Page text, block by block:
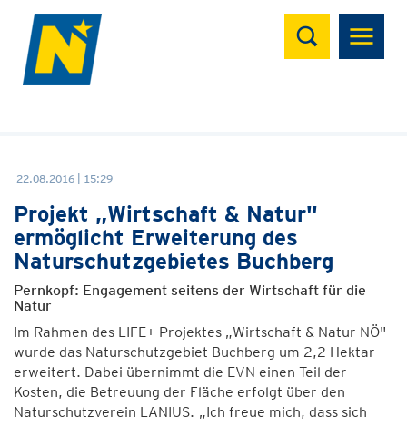
Suchen
22.08.2016 | 15:29
Projekt „Wirtschaft & Natur"
ermöglicht Erweiterung des
Naturschutzgebietes Buchberg
Pernkopf: Engagement seitens der Wirtschaft für die
Natur
Im Rahmen des LIFE+ Projektes „Wirtschaft & Natur NÖ"
wurde das Naturschutzgebiet Buchberg um 2,2 Hektar
erweitert. Dabei übernimmt die EVN einen Teil der
Kosten, die Betreuung der Fläche erfolgt über den
Naturschutzverein LANIUS. „Ich freue mich, dass sich